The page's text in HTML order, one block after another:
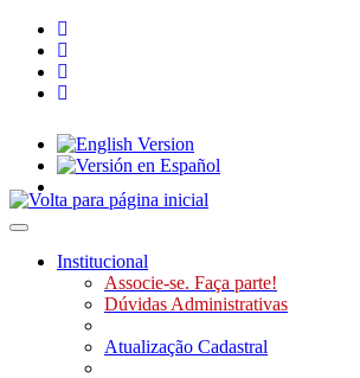
Toggle navigation
Institucional
Associe-se. Faça parte!
Dúvidas Administrativas
Atualização Cadastral